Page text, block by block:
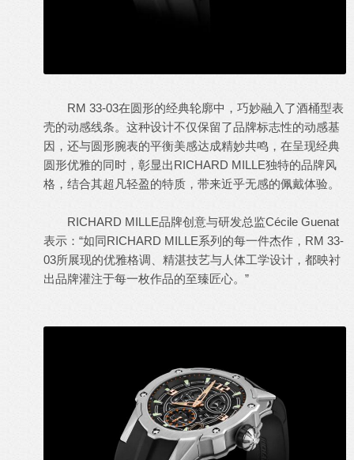
RM 33-03在圆形的经典轮廓中，巧妙融入了酒桶型表
壳的动感线条。这种设计不仅保留了品牌标志性的动感基
因，还与圆形腕表的平衡美感达成精妙共鸣，在呈现经典
圆形优雅的同时，彰显出RICHARD MILLE独特的品牌风
格，结合其超凡轻盈的特质，带来近乎无感的佩戴体验。
RICHARD MILLE品牌创意与研发总监Cécile Guenat
表示：“如同RICHARD MILLE系列的每一件杰作，RM 33-
03所展现的优雅格调、精湛技艺与人体工学设计，都映衬
出品牌灌注于每一枚作品的至臻匠心。”